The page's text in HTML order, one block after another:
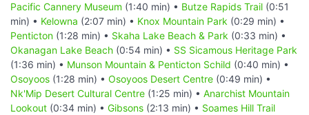
Pacific Cannery Museum (1:40 min) • Butze Rapids Trail (0:51
min) • Kelowna (2:07 min) • Knox Mountain Park (0:29 min) •
Penticton (1:28 min) • Skaha Lake Beach & Park (0:33 min) •
Okanagan Lake Beach (0:54 min) • SS Sicamous Heritage Park
(1:36 min) • Munson Mountain & Penticton Schild (0:40 min) •
Osoyoos (1:28 min) • Osoyoos Desert Centre (0:49 min) •
Nk'Mip Desert Cultural Centre (1:25 min) • Anarchist Mountain
Lookout (0:34 min) • Gibsons (2:13 min) • Soames Hill Trail